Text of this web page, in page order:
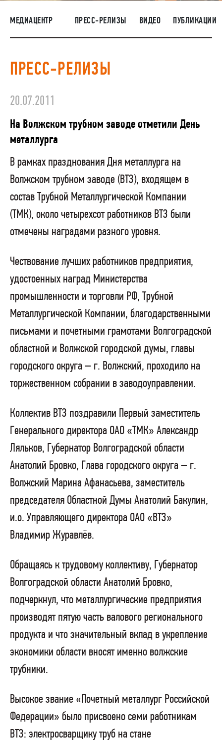
НАШИ ЛЮДИ
ОКРУЖАЮЩАЯ СРЕДА
ЗАКУПКИ
МЕДИАЦЕНТР ПРЕСС-РЕЛИЗЫ ВИДЕО ПУБЛИКАЦИИ
ПРЕСС-РЕЛИЗЫ
20.07.2011
На Волжском трубном заводе отметили День
металлурга
В рамках празднования Дня металлурга на
Волжском трубном заводе (ВТЗ), входящем в
состав Трубной Металлургической Компании
(ТМК), около четырехсот работников ВТЗ были
отмечены наградами разного уровня.
Чествование лучших работников предприятия,
удостоенных наград Министерства
промышленности и торговли РФ, Трубной
Металлургической Компании, благодарственными
письмами и почетными грамотами Волгоградской
областной и Волжской городской думы, главы
городского округа – г. Волжский, проходило на
торжественном собрании в заводоуправлении.
Коллектив ВТЗ поздравили Первый заместитель
Генерального директора ОАО «ТМК» Александр
Ляльков, Губернатор Волгоградской области
Анатолий Бровко, Глава городского округа – г.
Волжский Марина Афанасьева, заместитель
председателя Областной Думы Анатолий Бакулин,
и.о. Управляющего директора ОАО «ВТЗ»
Владимир Журавлёв.
Обращаясь к трудовому коллективу, Губернатор
Волгоградской области Анатолий Бровко,
подчеркнул, что металлургические предприятия
производят пятую часть валового регионального
продукта и что значительный вклад в укрепление
экономики области вносят именно волжские
трубники.
Высокое звание «Почетный металлург Российской
Федерации» было присвоено семи работникам
ВТЗ: электросварщику труб на стане